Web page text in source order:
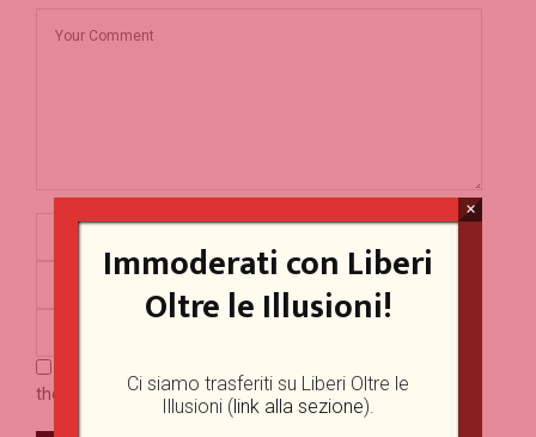
the next time I comment.
Immoderati con Liberi
Oltre le Illusioni!
Ci siamo trasferiti su Liberi Oltre le
Illusioni (link alla sezione).
×